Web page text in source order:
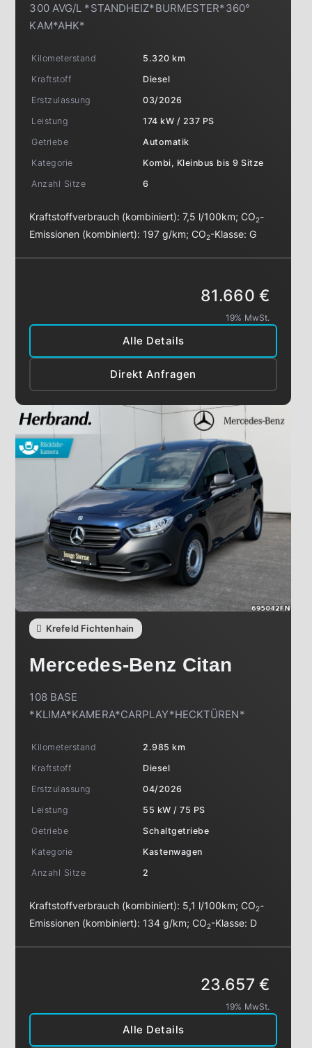
300 AVG/L *STANDHEIZ*BURMESTER*360°
KAM*AHK*
Kilometerstand
5.320 km
Kraftstoff
Diesel
Erstzulassung
03/2026
Leistung
174 kW / 237 PS
Getriebe
Automatik
Kategorie
Kombi, Kleinbus bis 9 Sitze
Anzahl Sitze
6
Kraftstoffverbrauch (kombiniert):7,5 l/100km;CO2-
Emissionen (kombiniert): 197 g/km;CO2-Klasse:G
Alle Details
Direkt Anfragen
81.660 €
19% MwSt.
Krefeld Fichtenhain
Mercedes-Benz Citan
108 BASE
*KLIMA*KAMERA*CARPLAY*HECKTÜREN*
Kilometerstand
2.985 km
Kraftstoff
Diesel
Erstzulassung
04/2026
Leistung
55 kW / 75 PS
Getriebe
Schaltgetriebe
Kategorie
Kastenwagen
Anzahl Sitze
2
Kraftstoffverbrauch (kombiniert): 5,1 l/100km;CO2-
Emissionen (kombiniert): 134 g/km;CO2-Klasse: D
Alle Details
23.657 €
19% MwSt.